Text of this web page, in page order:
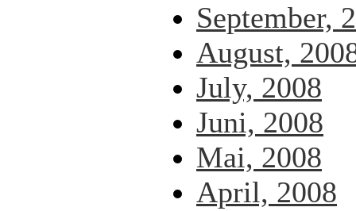
September,
August,
July, 2008
Juni, 2008
Mai, 2008
April, 2008